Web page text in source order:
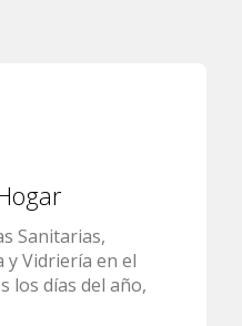
Sanitarias,
y Vidriería en el
los días del año,